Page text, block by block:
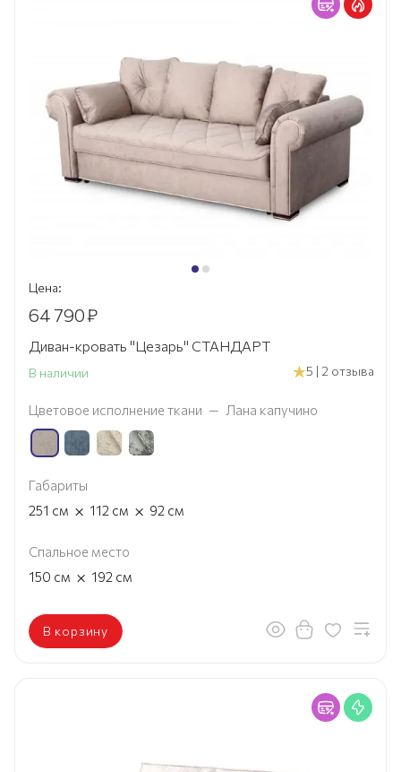
Цена:
64 790₽
Диван-кровать "Цезарь" СТАНДАРТ
В наличии 5 | 2 отзыва
Цветовое исполнение ткани — Лана капучино
Габариты
251 см × 112 см × 92 см
Спальное место
150 см × 192 см
В корзину